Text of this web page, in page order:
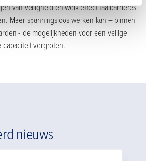
van veiligheid en welk effect taalbarrières
Meer spanningsloos werken kan – binnen
- de mogelijkheden voor een veilige
capaciteit vergroten.
nieuws